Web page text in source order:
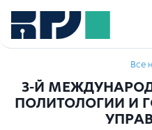
Все
3-Й
ПОЛИТОЛОГИИ И